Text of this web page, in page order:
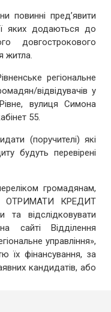
повинні пред’явити
яких додаються до
довгострокового
житла.
регіональне
відвідувачів у
вулиця Симона
55.
(поручителі) які
будуть перевірені
громадянам,
ОТРИМАТИ КРЕДИТ
та відслідковувати
сайті Відділення
управління»,
їх фінансування, за
кандидатів, або